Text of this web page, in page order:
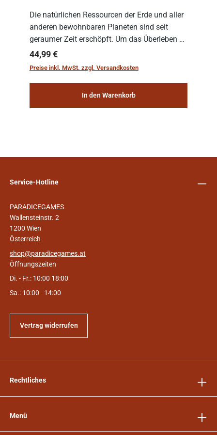
Die natürlichen Ressourcen der Erde und aller
anderen bewohnbaren Planeten sind seit
geraumer Zeit erschöpft. Um das Überleben zu
sichern, wurden die sogenannten
„Weltenschiffe“ gebaut. Auf diesen
Regulärer Preis:
44,99 €
Preise inkl. MwSt. zzgl. Versandkosten
In den Warenkorb
Service-Hotline
PARADICEGAMES
Wallensteinstr. 2
1200 Wien
Österreich
shop@paradicegames.at
Öffnungszeiten
Di. - Fr.: 10:00 18:00
Sa.: 10:00 - 14:00
Vertrag widerrufen
Rechtliches
Menü